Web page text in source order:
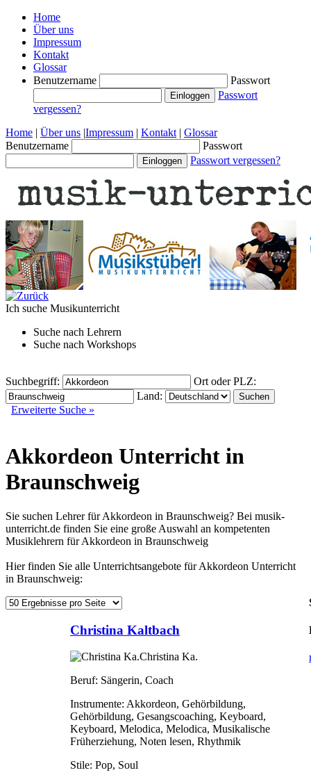
Home
Über uns
Impressum
Kontakt
Glossar
Benutzername
Passwort
Passwort
vergessen?
Home | Über uns |Impressum | Kontakt | Glossar
Benutzername
Passwort
Passwort vergessen?
Ich suche Musikunterricht
Suche nach Lehrern
Suche nach Workshops
Suchbegriff:
Ort oder PLZ:
Land:
Erweiterte Suche »
Akkordeon Unterricht in
Braunschweig
Sie suchen Lehrer für Akkordeon in Braunschweig? Bei musik-
unterricht.de finden Sie eine große Auswahl an kompetenten
Musiklehrern für Akkordeon in Braunschweig
Hier finden Sie alle Unterrichtsangebote für Akkordeon Unterricht
in Braunschweig:
Christina Kaltbach
Christina Ka.
Beruf: Sängerin, Coach
Instrumente: Akkordeon, Gehörbildung,
Gehörbildung, Gesangscoaching, Keyboard,
Keyboard, Melodica, Melodica, Musikalische
Früherziehung, Noten lesen, Rhythmik
Stile: Pop, Soul